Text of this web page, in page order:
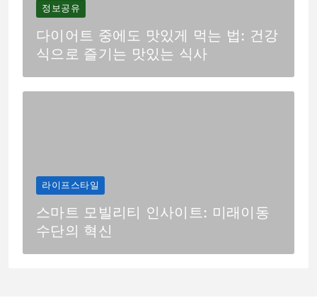
정보공유
다이어트 중에도 맛있게 먹는 법: 건강
식으로 즐기는 맛있는 식사
라이프스타일
스마트 모빌리티 인사이트: 미래이동
수단의 혁신